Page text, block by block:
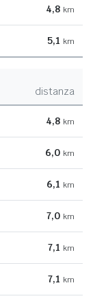
4,8 km
5,1 km
distanza
4,8 km
6,0 km
6,1 km
7,0 km
7,1 km
7,1 km